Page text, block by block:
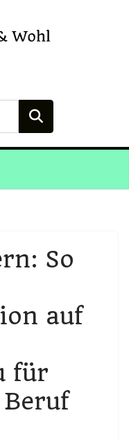
So
auf
für